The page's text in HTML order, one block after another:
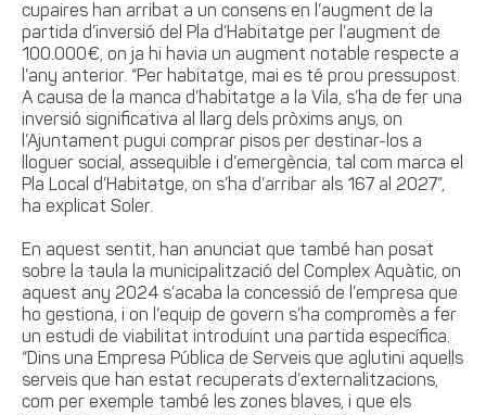
cupaires han arribat a un consens en l’augment de la
partida d’inversió del Pla d’Habitatge per l’augment de
100.000€, on ja hi havia un augment notable respecte a
l’any anterior. “Per habitatge, mai es té prou pressupost.
A causa de la manca d’habitatge a la Vila, s’ha de fer una
inversió significativa al llarg dels pròxims anys, on
l’Ajuntament pugui comprar pisos per destinar-los a
lloguer social, assequible i d’emergència, tal com marca el
Pla Local d’Habitatge, on s’ha d’arribar als 167 al 2027”,
ha explicat Soler.
En aquest sentit, han anunciat que també han posat
sobre la taula la municipalització del Complex Aquàtic, on
aquest any 2024 s’acaba la concessió de l’empresa que
ho gestiona, i on l’equip de govern s’ha compromès a fer
un estudi de viabilitat introduint una partida específica.
“Dins una Empresa Pública de Serveis que aglutini aquells
serveis que han estat recuperats d’externalitzacions,
com per exemple també les zones blaves, i que els